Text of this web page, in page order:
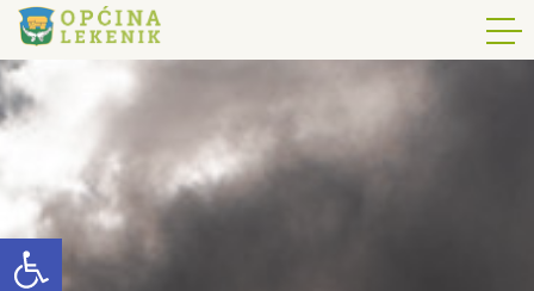
Open toolbar